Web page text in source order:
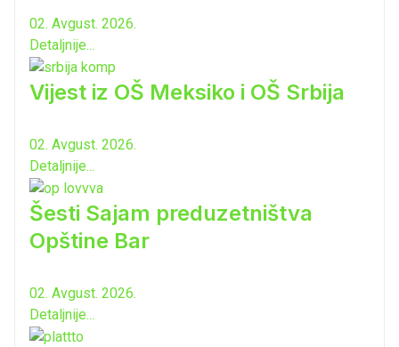
02. Avgust. 2026.
Detaljnije...
Vijest iz OŠ Meksiko i OŠ Srbija
02. Avgust. 2026.
Detaljnije...
Šesti Sajam preduzetništva
Opštine Bar
02. Avgust. 2026.
Detaljnije...